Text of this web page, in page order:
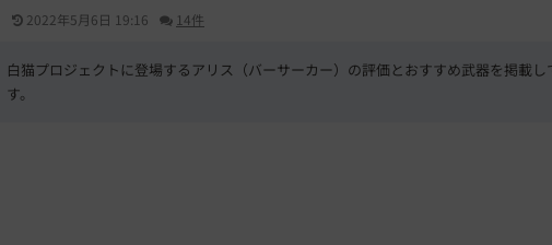
2022年5月6日 19:16 14件
白猫プロジェクトに登場するアリス（バーサーカー）の評価とおすすめ武器を掲載し
す。